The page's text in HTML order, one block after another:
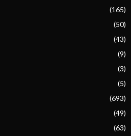
(165)
(50)
(43)
(9)
(3)
(5)
(693)
(49)
(63)